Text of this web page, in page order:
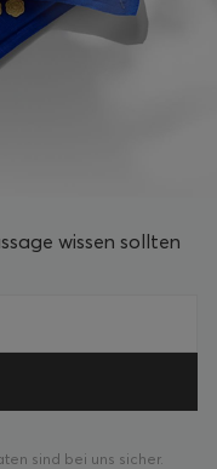
wissen sollten
sind bei uns sicher.